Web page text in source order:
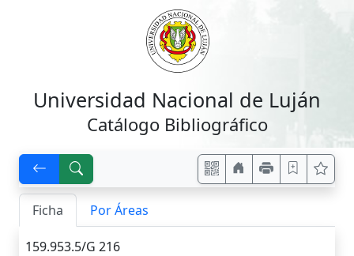
Universidad Nacional de Luján
Catálogo Bibliográfico
Ficha Por Áreas
159.953.5/G 216